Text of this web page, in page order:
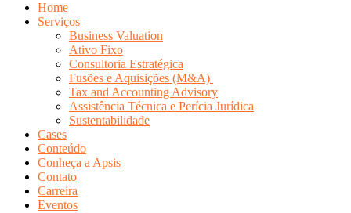
Home
Serviços
Business Valuation
Ativo Fixo
Consultoria Estratégica
Fusões e Aquisições (M&A)
Tax and Accounting Advisory
Assistência Técnica e Perícia Jurídica
Sustentabilidade
Cases
Conteúdo
Conheça a Apsis
Contato
Carreira
Eventos